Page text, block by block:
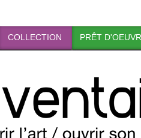
COLLECTION PRÊT